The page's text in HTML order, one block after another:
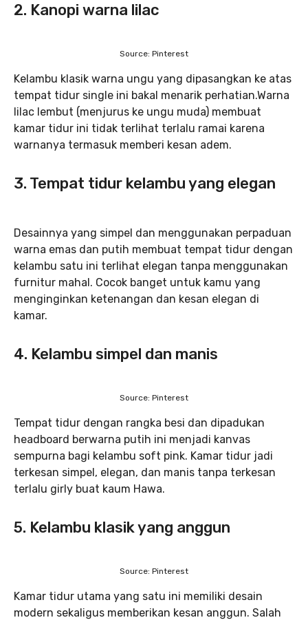
2. Kanopi warna lilac
Source: Pinterest
Kelambu klasik warna ungu yang dipasangkan ke atas
tempat tidur single ini bakal menarik perhatian.Warna
lilac lembut (menjurus ke ungu muda) membuat
kamar tidur ini tidak terlihat terlalu ramai karena
warnanya termasuk memberi kesan adem.
3. Tempat tidur kelambu yang elegan
Desainnya yang simpel dan menggunakan perpaduan
warna emas dan putih membuat tempat tidur dengan
kelambu satu ini terlihat elegan tanpa menggunakan
furnitur mahal. Cocok banget untuk kamu yang
menginginkan ketenangan dan kesan elegan di
kamar.
4. Kelambu simpel dan manis
Source: Pinterest
Tempat tidur dengan rangka besi dan dipadukan
headboard berwarna putih ini menjadi kanvas
sempurna bagi kelambu soft pink. Kamar tidur jadi
terkesan simpel, elegan, dan manis tanpa terkesan
terlalu girly buat kaum Hawa.
5. Kelambu klasik yang anggun
Source: Pinterest
Kamar tidur utama yang satu ini memiliki desain
modern sekaligus memberikan kesan anggun. Salah